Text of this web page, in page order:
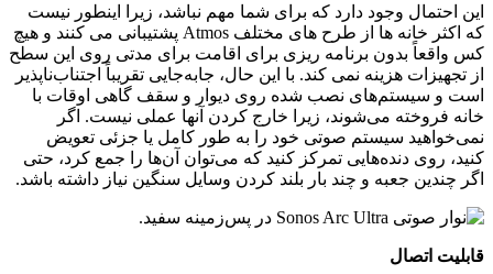
این احتمال وجود دارد که برای شما مهم نباشد، زیرا اینطور نیست
که اکثر خانه ها از طرح های مختلف Atmos پشتیبانی می کنند و هیچ
کس واقعاً بدون برنامه ریزی برای اقامت برای مدتی روی این سطح
از تجهیزات هزینه نمی کند. با این حال، جابه‌جایی تقریباً اجتناب‌ناپذیر
است و سیستم‌های نصب شده روی دیوار و سقف گاهی اوقات با
خانه فروخته می‌شوند، زیرا خارج کردن آنها عملی نیست. اگر
نمی‌خواهید سیستم صوتی خود را به طور کامل یا جزئی تعویض
کنید، روی دنده‌هایی تمرکز کنید که می‌توان آن‌ها را جمع کرد، حتی
اگر چندین جعبه و چند بار بلند کردن وسایل سنگین نیاز داشته باشد.
قابلیت اتصال